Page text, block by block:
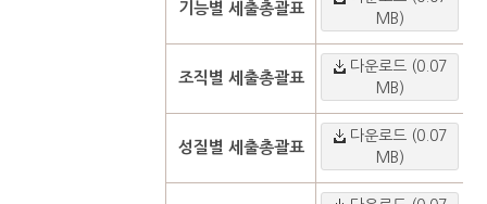
기능별 세출총괄표
MB)
조직별 세출총괄표
다운로드 (0.07
MB)
성질별 세출총괄표
다운로드 (0.07
MB)